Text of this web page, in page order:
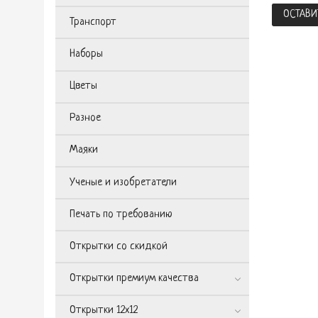
Транспорт
Наборы
Цветы
Разное
Маяки
Ученые и изобретатели
Печать по требованию
Открытки со скидкой
Открытки премиум качества
Открытки 12х12